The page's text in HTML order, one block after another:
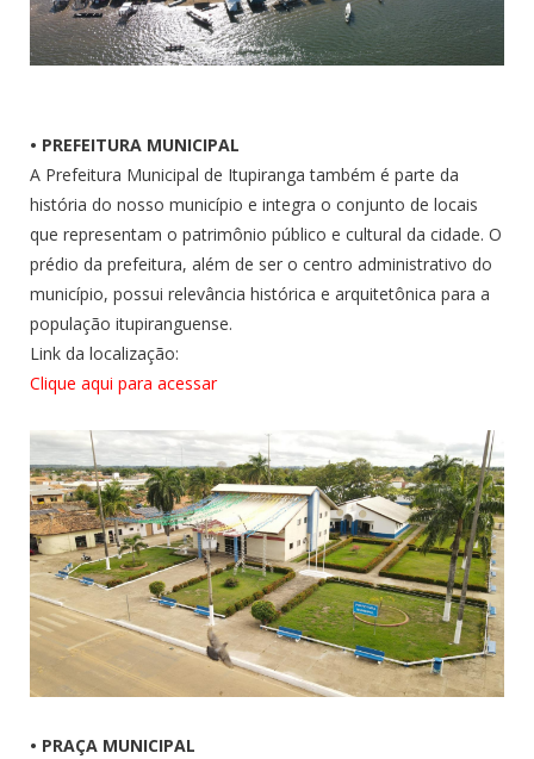
• PREFEITURA MUNICIPAL
A Prefeitura Municipal de Itupiranga também é parte da
história do nosso município e integra o conjunto de locais
que representam o patrimônio público e cultural da cidade. O
prédio da prefeitura, além de ser o centro administrativo do
município, possui relevância histórica e arquitetônica para a
população itupiranguense.
Link da localização:
Clique aqui para acessar
• PRAÇA MUNICIPAL